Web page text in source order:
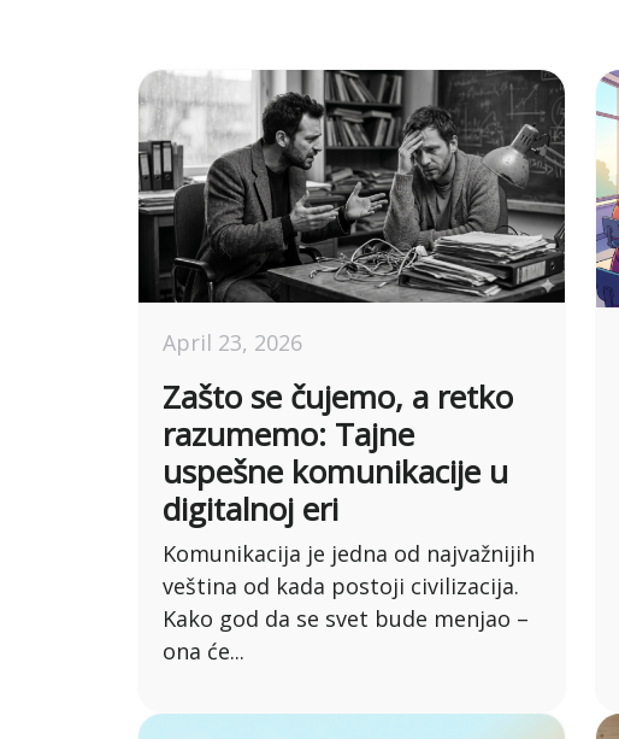
April 23, 2026
Zašto se čujemo, a retko
razumemo: Tajne
uspešne komunikacije u
digitalnoj eri
Komunikacija je jedna od najvažnijih
veština od kada postoji civilizacija.
Kako god da se svet bude menjao –
ona će...